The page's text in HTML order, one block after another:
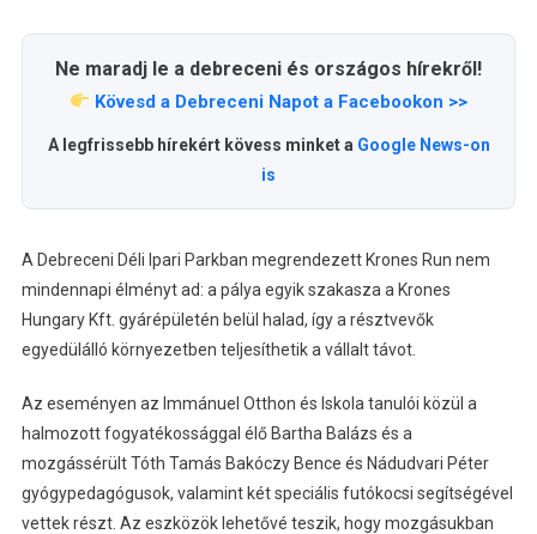
Ne maradj le a debreceni és országos hírekről!
Kövesd a Debreceni Napot a Facebookon >>
A legfrissebb hírekért kövess minket a Google News-on
is
A Debreceni Déli Ipari Parkban megrendezett Krones Run nem
mindennapi élményt ad: a pálya egyik szakasza a Krones
Hungary Kft. gyárépületén belül halad, így a résztvevők
egyedülálló környezetben teljesíthetik a vállalt távot.
Az eseményen az Immánuel Otthon és Iskola tanulói közül a
halmozott fogyatékossággal élő Bartha Balázs és a
mozgássérült Tóth Tamás Bakóczy Bence és Nádudvari Péter
gyógypedagógusok, valamint két speciális futókocsi segítségével
vettek részt. Az eszközök lehetővé teszik, hogy mozgásukban